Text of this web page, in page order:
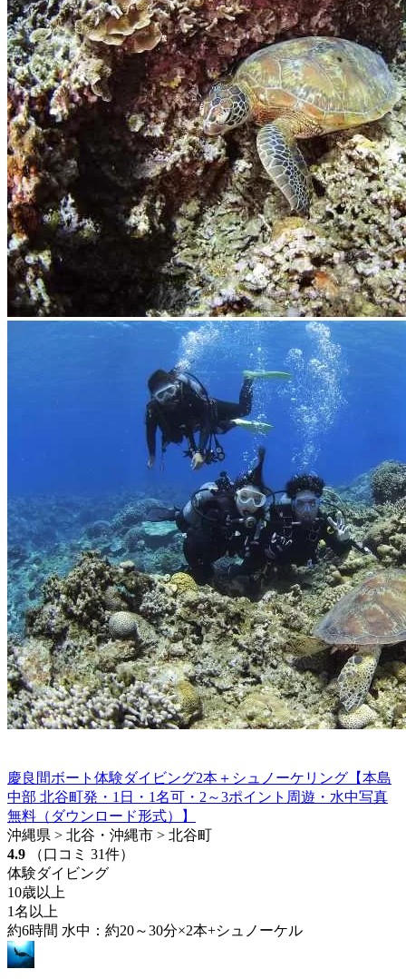
慶良間ボート体験ダイビング2本＋シュノーケリング【本島
中部 北谷町発・1日・1名可・2～3ポイント周遊・水中写真
無料（ダウンロード形式）】
沖縄県 > 北谷・沖縄市 > 北谷町
4.9
（口コミ 31件）
体験ダイビング
10歳以上
1名以上
約6時間 水中：約20～30分×2本+シュノーケル